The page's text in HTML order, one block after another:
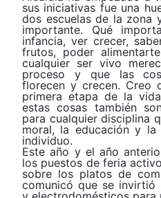
sus iniciativas fue una
dos escuelas de la zona
importante. Qué
infancia, ver crecer,
frutos, poder
cualquier ser vivo
proceso y que las
florecen y crecen. Creo
primera etapa de la
estas cosas también
para cualquier disciplina
moral, la educación y
individuo.
Este año y el año
los puestos de feria
sobre los platos de
comunicó que se invirtió